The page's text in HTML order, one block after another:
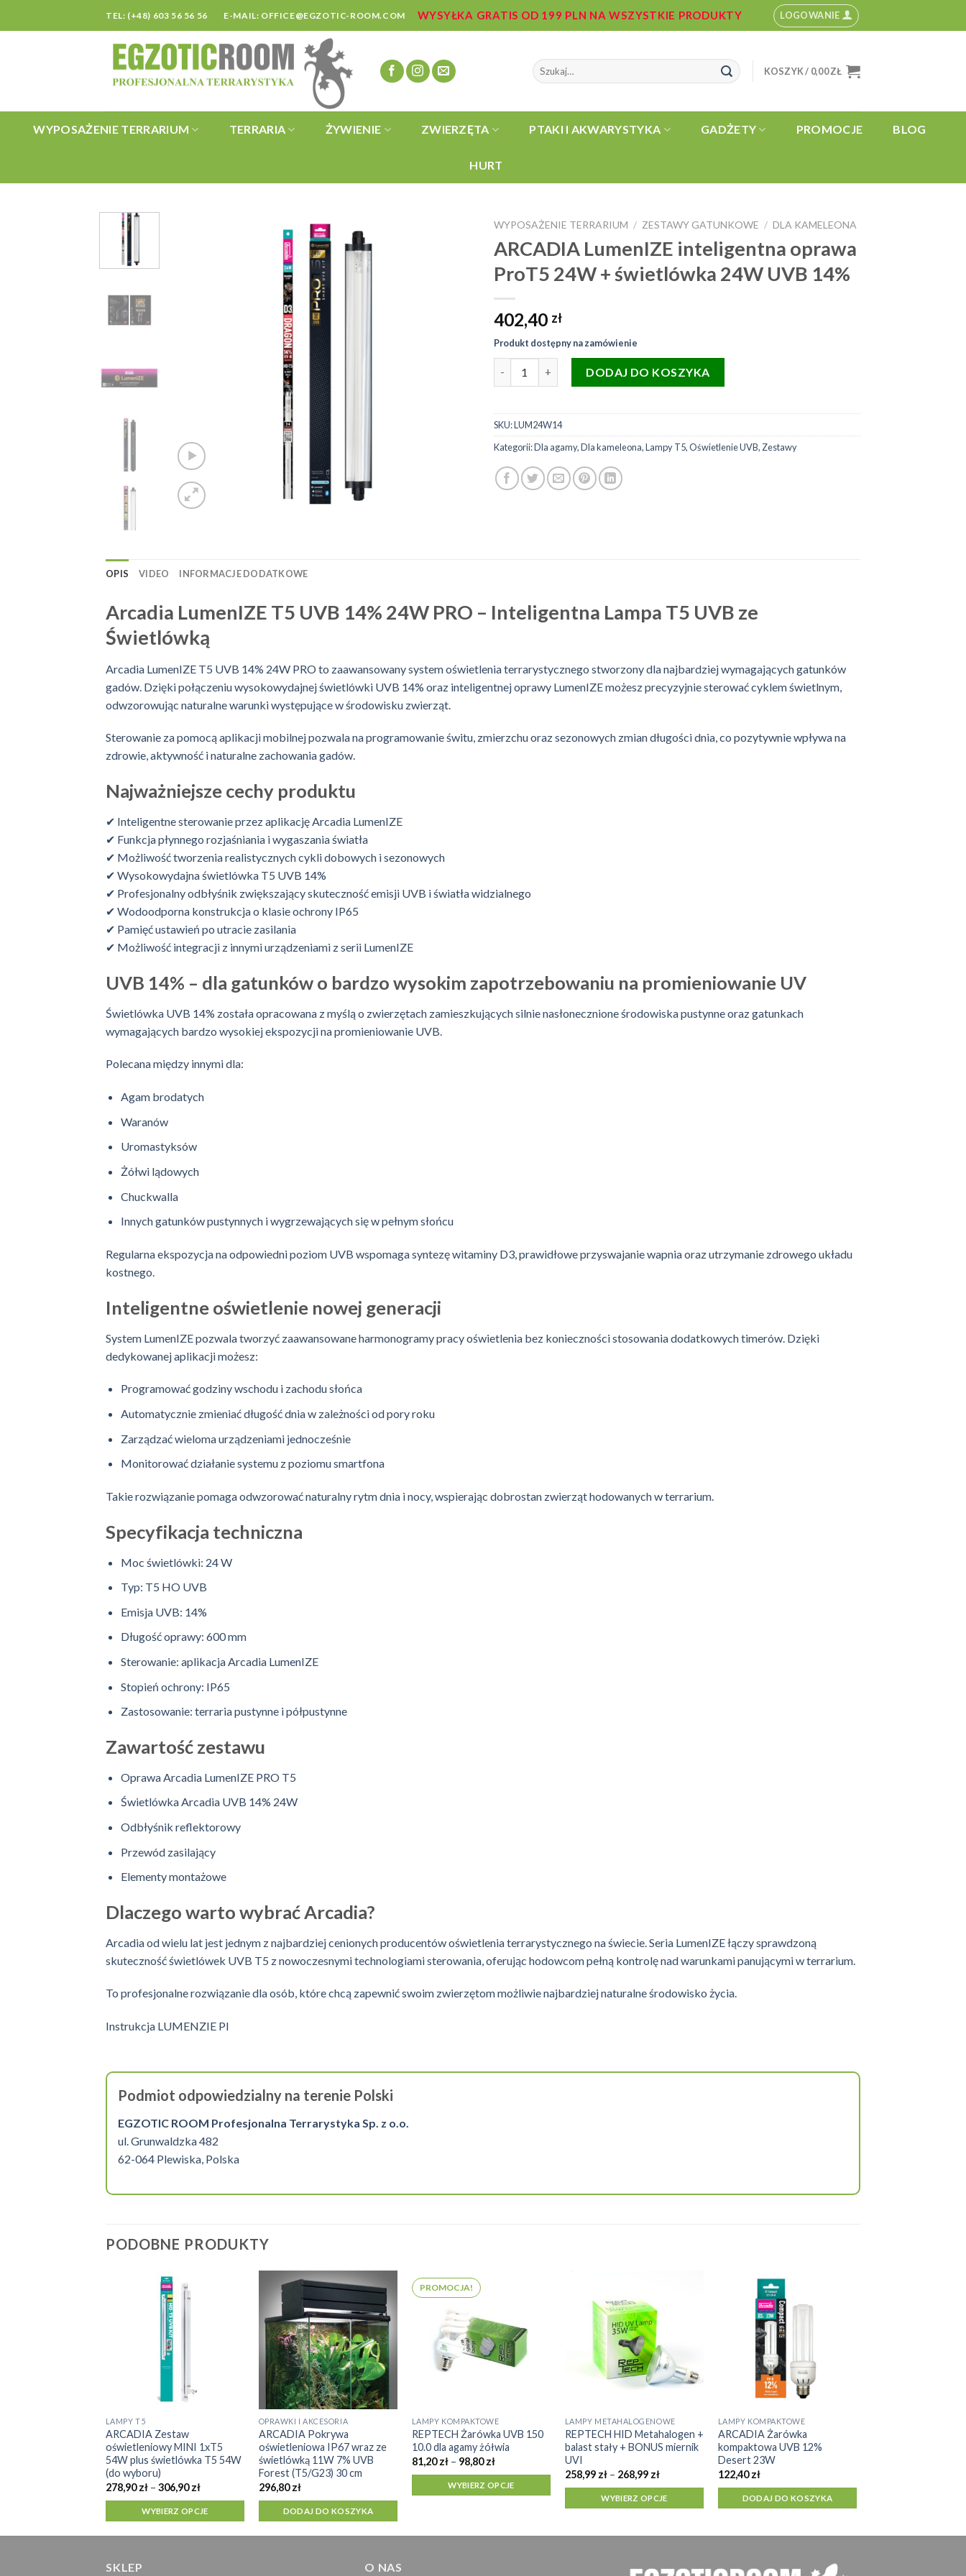
TEL: (+48) 603 56 56 56 E-MAIL: OFFICE@EGZOTIC-ROOM.COM WYSYŁKA GRATIS OD 199 PLN NA WSZYSTKIE PRODUKTY LOGOWANIE
Szukaj:
KOSZYK / 0,00ZŁ
WYPOSAŻENIE TERRARIUM TERRARIA ŻYWIENIE ZWIERZĘTA PTAKI I AKWARYSTYKA GADŻETY PROMOCJE BLOG
HURT
WYPOSAŻENIE TERRARIUM / ZESTAWY GATUNKOWE / DLA KAMELEONA
ARCADIA LumenIZE inteligentna oprawa
ProT5 24W + świetlówka 24W UVB 14%
402,40 zł
Produkt dostępny na zamówienie
DODAJ DO KOSZYKA
SKU:LUM24W14
Kategorii:Dla agamy,Dla kameleona,Lampy T5,Oświetlenie UVB, Zestawy
OPIS VIDEO INFORMACJE DODATKOWE
Arcadia LumenIZE T5 UVB 14% 24W PRO – Inteligentna Lampa T5 UVB ze
Świetlówką
Arcadia LumenIZE T5 UVB 14% 24W PRO to zaawansowany system oświetlenia terrarystycznego stworzony dla najbardziej wymagających gatunków
gadów. Dzięki połączeniu wysokowydajnej świetlówki UVB 14% oraz inteligentnej oprawy LumenIZE możesz precyzyjnie sterować cyklem świetlnym,
odwzorowując naturalne warunki występujące w środowisku zwierząt.
Sterowanie za pomocą aplikacji mobilnej pozwala na programowanie świtu, zmierzchu oraz sezonowych zmian długości dnia, co pozytywnie wpływa na
zdrowie, aktywność i naturalne zachowania gadów.
Najważniejsze cechy produktu
✔ Inteligentne sterowanie przez aplikację Arcadia LumenIZE
✔ Funkcja płynnego rozjaśniania i wygaszania światła
✔ Możliwość tworzenia realistycznych cykli dobowych i sezonowych
✔ Wysokowydajna świetlówka T5 UVB 14%
✔ Profesjonalny odbłyśnik zwiększający skuteczność emisji UVB i światła widzialnego
✔ Wodoodporna konstrukcja o klasie ochrony IP65
✔ Pamięć ustawień po utracie zasilania
✔ Możliwość integracji z innymi urządzeniami z serii LumenIZE
UVB 14% – dla gatunków o bardzo wysokim zapotrzebowaniu na promieniowanie UV
Świetlówka UVB 14% została opracowana z myślą o zwierzętach zamieszkujących silnie nasłonecznione środowiska pustynne oraz gatunkach
wymagających bardzo wysokiej ekspozycji na promieniowanie UVB.
Polecana między innymi dla:
Agam brodatych
Waranów
Uromastyksów
Żółwi lądowych
Chuckwalla
Innych gatunków pustynnych i wygrzewających się w pełnym słońcu
Regularna ekspozycja na odpowiedni poziom UVB wspomaga syntezę witaminy D3, prawidłowe przyswajanie wapnia oraz utrzymanie zdrowego układu
kostnego.
Inteligentne oświetlenie nowej generacji
System LumenIZE pozwala tworzyć zaawansowane harmonogramy pracy oświetlenia bez konieczności stosowania dodatkowych timerów. Dzięki
dedykowanej aplikacji możesz:
Programować godziny wschodu i zachodu słońca
Automatycznie zmieniać długość dnia w zależności od pory roku
Zarządzać wieloma urządzeniami jednocześnie
Monitorować działanie systemu z poziomu smartfona
Takie rozwiązanie pomaga odwzorować naturalny rytm dnia i nocy, wspierając dobrostan zwierząt hodowanych w terrarium.
Specyfikacja techniczna
Moc świetlówki: 24 W
Typ: T5 HO UVB
Emisja UVB: 14%
Długość oprawy: 600 mm
Sterowanie: aplikacja Arcadia LumenIZE
Stopień ochrony: IP65
Zastosowanie: terraria pustynne i półpustynne
Zawartość zestawu
Oprawa Arcadia LumenIZE PRO T5
Świetlówka Arcadia UVB 14% 24W
Odbłyśnik reflektorowy
Przewód zasilający
Elementy montażowe
Dlaczego warto wybrać Arcadia?
Arcadia od wielu lat jest jednym z najbardziej cenionych producentów oświetlenia terrarystycznego na świecie. Seria LumenIZE łączy sprawdzoną
skuteczność świetlówek UVB T5 z nowoczesnymi technologiami sterowania, oferując hodowcom pełną kontrolę nad warunkami panującymi w terrarium.
To profesjonalne rozwiązanie dla osób, które chcą zapewnić swoim zwierzętom możliwie najbardziej naturalne środowisko życia.
Instrukcja LUMENZIE Pl
Podmiot odpowiedzialny na terenie Polski
EGZOTIC ROOM Profesjonalna Terrarystyka Sp. z o.o.
ul. Grunwaldzka 482
62-064 Plewiska, Polska
PODOBNE PRODUKTY
LAMPY T5
ARCADIA Zestaw
oświetleniowy MINI 1xT5
54W plus świetlówka T5 54W
(do wyboru)
278,90zł – 306,90złZakres
od
278,90 zł
306,90 zł
WYBIERZ OPCJE
Ten
produkt
ma
wiele
wariantów.
można
wybrać
stronie
OPRAWKI I AKCESORIA
ARCADIA Pokrywa
oświetleniowa IP67 wraz ze
świetlówką 11W 7% UVB
Forest (T5/G23) 30 cm
296,80zł
DODAJ DO KOSZYKA
PROMOCJA!
LAMPY KOMPAKTOWE
REPTECH Żarówka UVB 150
10.0 dla agamy żółwia
81,20zł – 98,80złZakres
od
81,20 zł
WYBIERZ OPCJE
Ten
produkt
ma
wiele
wariantów.
wybrać
LAMPY METAHALOGENOWE
REPTECH HID Metahalogen +
balast stały + BONUS miernik
UVI
258,99 zł – 268,99 złZakres
od
258,99 zł
WYBIERZ OPCJE
Ten
produkt
ma
wiele
wariantów.
Opcje
wybrać
LAMPY KOMPAKTOWE
ARCADIA Żarówka
kompaktowa UVB 12%
Desert 23W
122,40zł
DODAJ DO KOSZYKA
SKLEP O NAS